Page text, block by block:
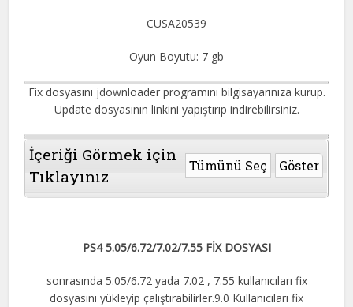
CUSA20539
Oyun Boyutu: 7 gb
Fix dosyasını jdownloader programını bilgisayarınıza kurup.
Update dosyasının linkini yapıştırıp indirebilirsiniz.
İçeriği Görmek için
Tıklayınız
Tümünü Seç Göster
PS4 5.05/6.72/7.02/7.55 FİX DOSYASI
sonrasında 5.05/6.72 yada 7.02 , 7.55 kullanıcıları fix
dosyasını yükleyip çalıştırabilirler.9.0 Kullanıcıları fix